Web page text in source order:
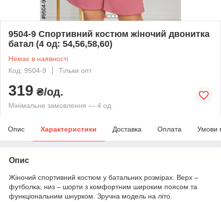
9504-9 Спортивний костюм жіночий двонитка
батал (4 од: 54,56,58,60)
Немає в наявності
Код: 9504-9
Тільки опт
319 ₴/од.
Мінімальне замовлення — 4 од.
Опис Характеристики Доставка Оплата Умови
Опис
Жіночий спортивний костюм у батальних розмірах. Верх –
футболка; низ – шорти з комфортним широким поясом та
функціональним шнурком. Зручна модель на літо.